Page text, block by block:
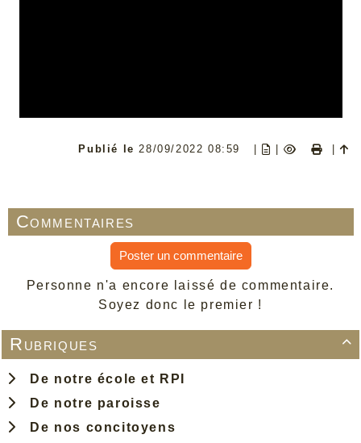

Rubriques
De notre école et RPI
De notre paroisse
De nos concitoyens
Publié le 28/09/2022 08:59 | | |
Commentaires
Poster un commentaire
Personne n'a encore laissé de commentaire.
Soyez donc le premier !